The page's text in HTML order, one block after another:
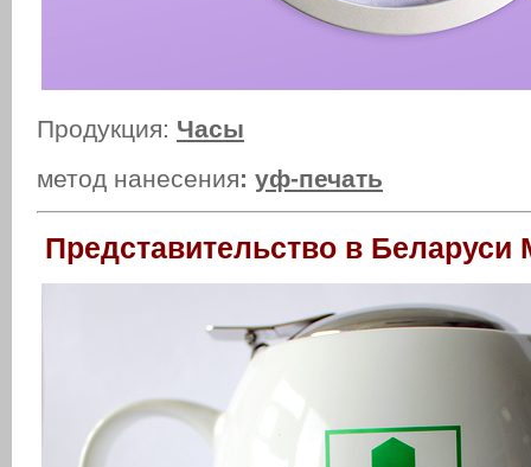
Продукция: Часы
метод нанесения: уф-печать
Представительство в